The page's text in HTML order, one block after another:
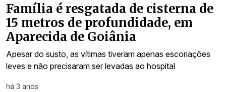
Família é resgatada de cisterna de
15 metros de profundidade, em
Aparecida de Goiânia
Apesar do susto, as vítimas tiveram apenas escoriações
leves e não precisaram ser levadas ao hospital
há 3 anos